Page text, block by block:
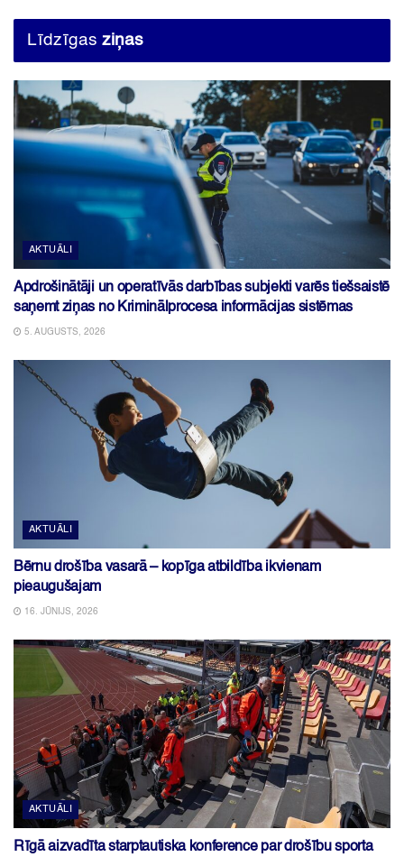
Līdzīgas ziņas
AKTUĀLI
Apdrošinātāji un operatīvās darbības subjekti varēs tiešsaistē
saņemt ziņas no Kriminālprocesa informācijas sistēmas
5. AUGUSTS, 2026
AKTUĀLI
Bērnu drošība vasarā – kopīga atbildība ikvienam
pieaugušajam
16. JŪNIJS, 2026
AKTUĀLI
Rīgā aizvadīta starptautiska konference par drošību sporta